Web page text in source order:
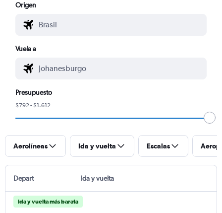
Origen
Vuela a
Presupuesto
$792 - $1.612
Aerolíneas Ida y vuelta Escalas
Depart Ida y vuelta
Ida y vuelta más barata